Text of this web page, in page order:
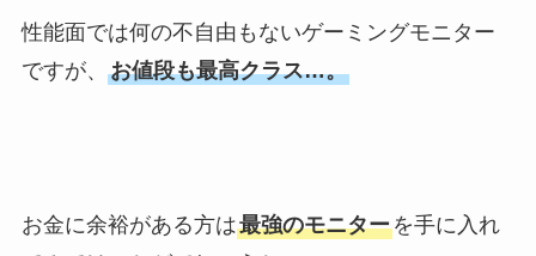
性能面では何の不自由もないゲーミングモニター
ですが、 お値段も最高クラス…。
お金に余裕がある方は最強のモニターを手に入れ